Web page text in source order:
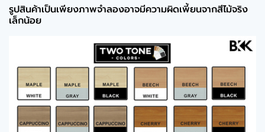
รูปสินค้าเป็นเพียงภาพจำลองอาจมีความผิดเพี้ยนจากสีไม้จริง
เล็กน้อย